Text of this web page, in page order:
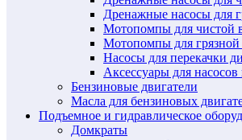
Дренажные насосы для
Мотопомпы для чистой
Мотопомпы для
Насосы для перекачки
Аксессуары для
Бензиновые двигатели
Масла для бензиновых
Подъемное и гидравлическое
Домкраты